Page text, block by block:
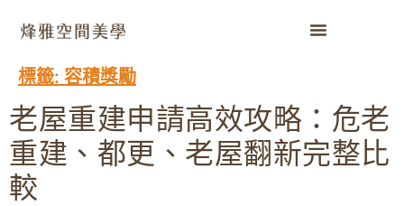
標籤: 容積獎勵
老屋重建申請高效攻略：危老
重建、都更、老屋翻新完整比
較